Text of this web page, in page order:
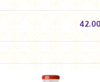
42.00